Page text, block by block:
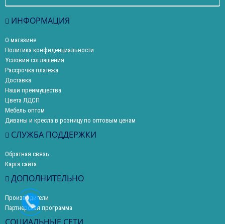
ИНФОРМАЦИЯ
О магазине
Политика конфиденциальности
Условия соглашения
Рассрочка платежа
Доставка
Наши преимущества
Цвета ЛДСП
Мебель оптом
Диваны и кресла в розницу по оптовым ценам
СЛУЖБА ПОДДЕРЖКИ
Обратная связь
Карта сайта
ДОПОЛНИТЕЛЬНО
Производители
Партнерская программа